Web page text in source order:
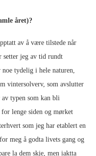
året)?
av å være tilstede når
setter jeg av tid rundt
tydelig i hele naturen,
vintersolverv, som avslutter
typen som kan bli
lenge siden og mørket
som jeg har etablert en
meg å godta livets gang og
la dem skje, men iaktta